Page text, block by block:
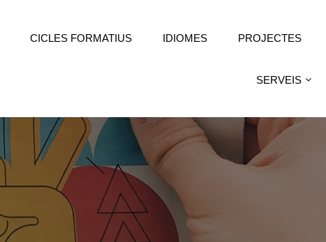
CICLES FORMATIUS IDIOMES PROJECTES
SERVEIS